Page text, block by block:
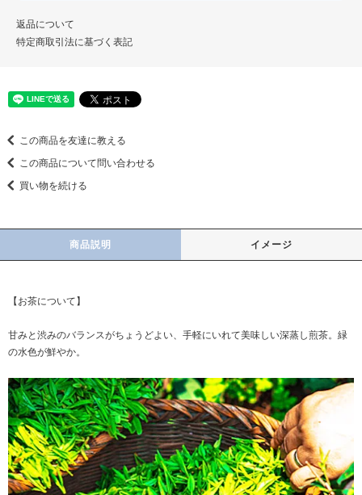
返品について
特定商取引法に基づく表記
この商品を友達に教える
この商品について問い合わせる
買い物を続ける
商品説明 イメージ
【お茶について】
甘みと渋みのバランスがちょうどよい、手軽にいれて美味しい深蒸し煎茶。緑
の水色が鮮やか。